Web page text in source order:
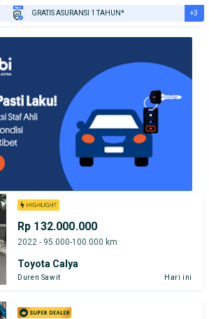
GRATIS ASURANSI 1 TAHUN* +3
Rp 132.000.000
2022 - 95.000-100.000 km
Toyota Calya
Duren Sawit Hari ini